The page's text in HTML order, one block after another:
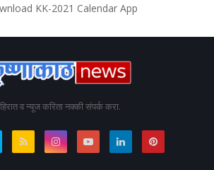
KK-2021 Calendar App
व न्यूज करिता नक्की संपर्क करा.